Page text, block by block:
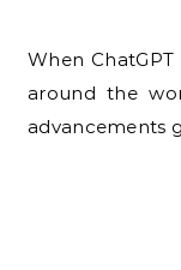
When ChatGPT was released late last year, people
around the
advancements